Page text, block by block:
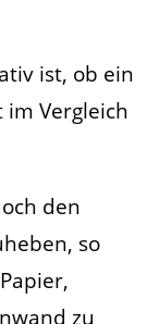
ist, ob ein
im Vergleich
den
so
zu